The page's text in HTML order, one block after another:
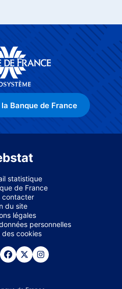
Banque de France
statistique
de France
contacter
du site
légales
personnelles
des cookies